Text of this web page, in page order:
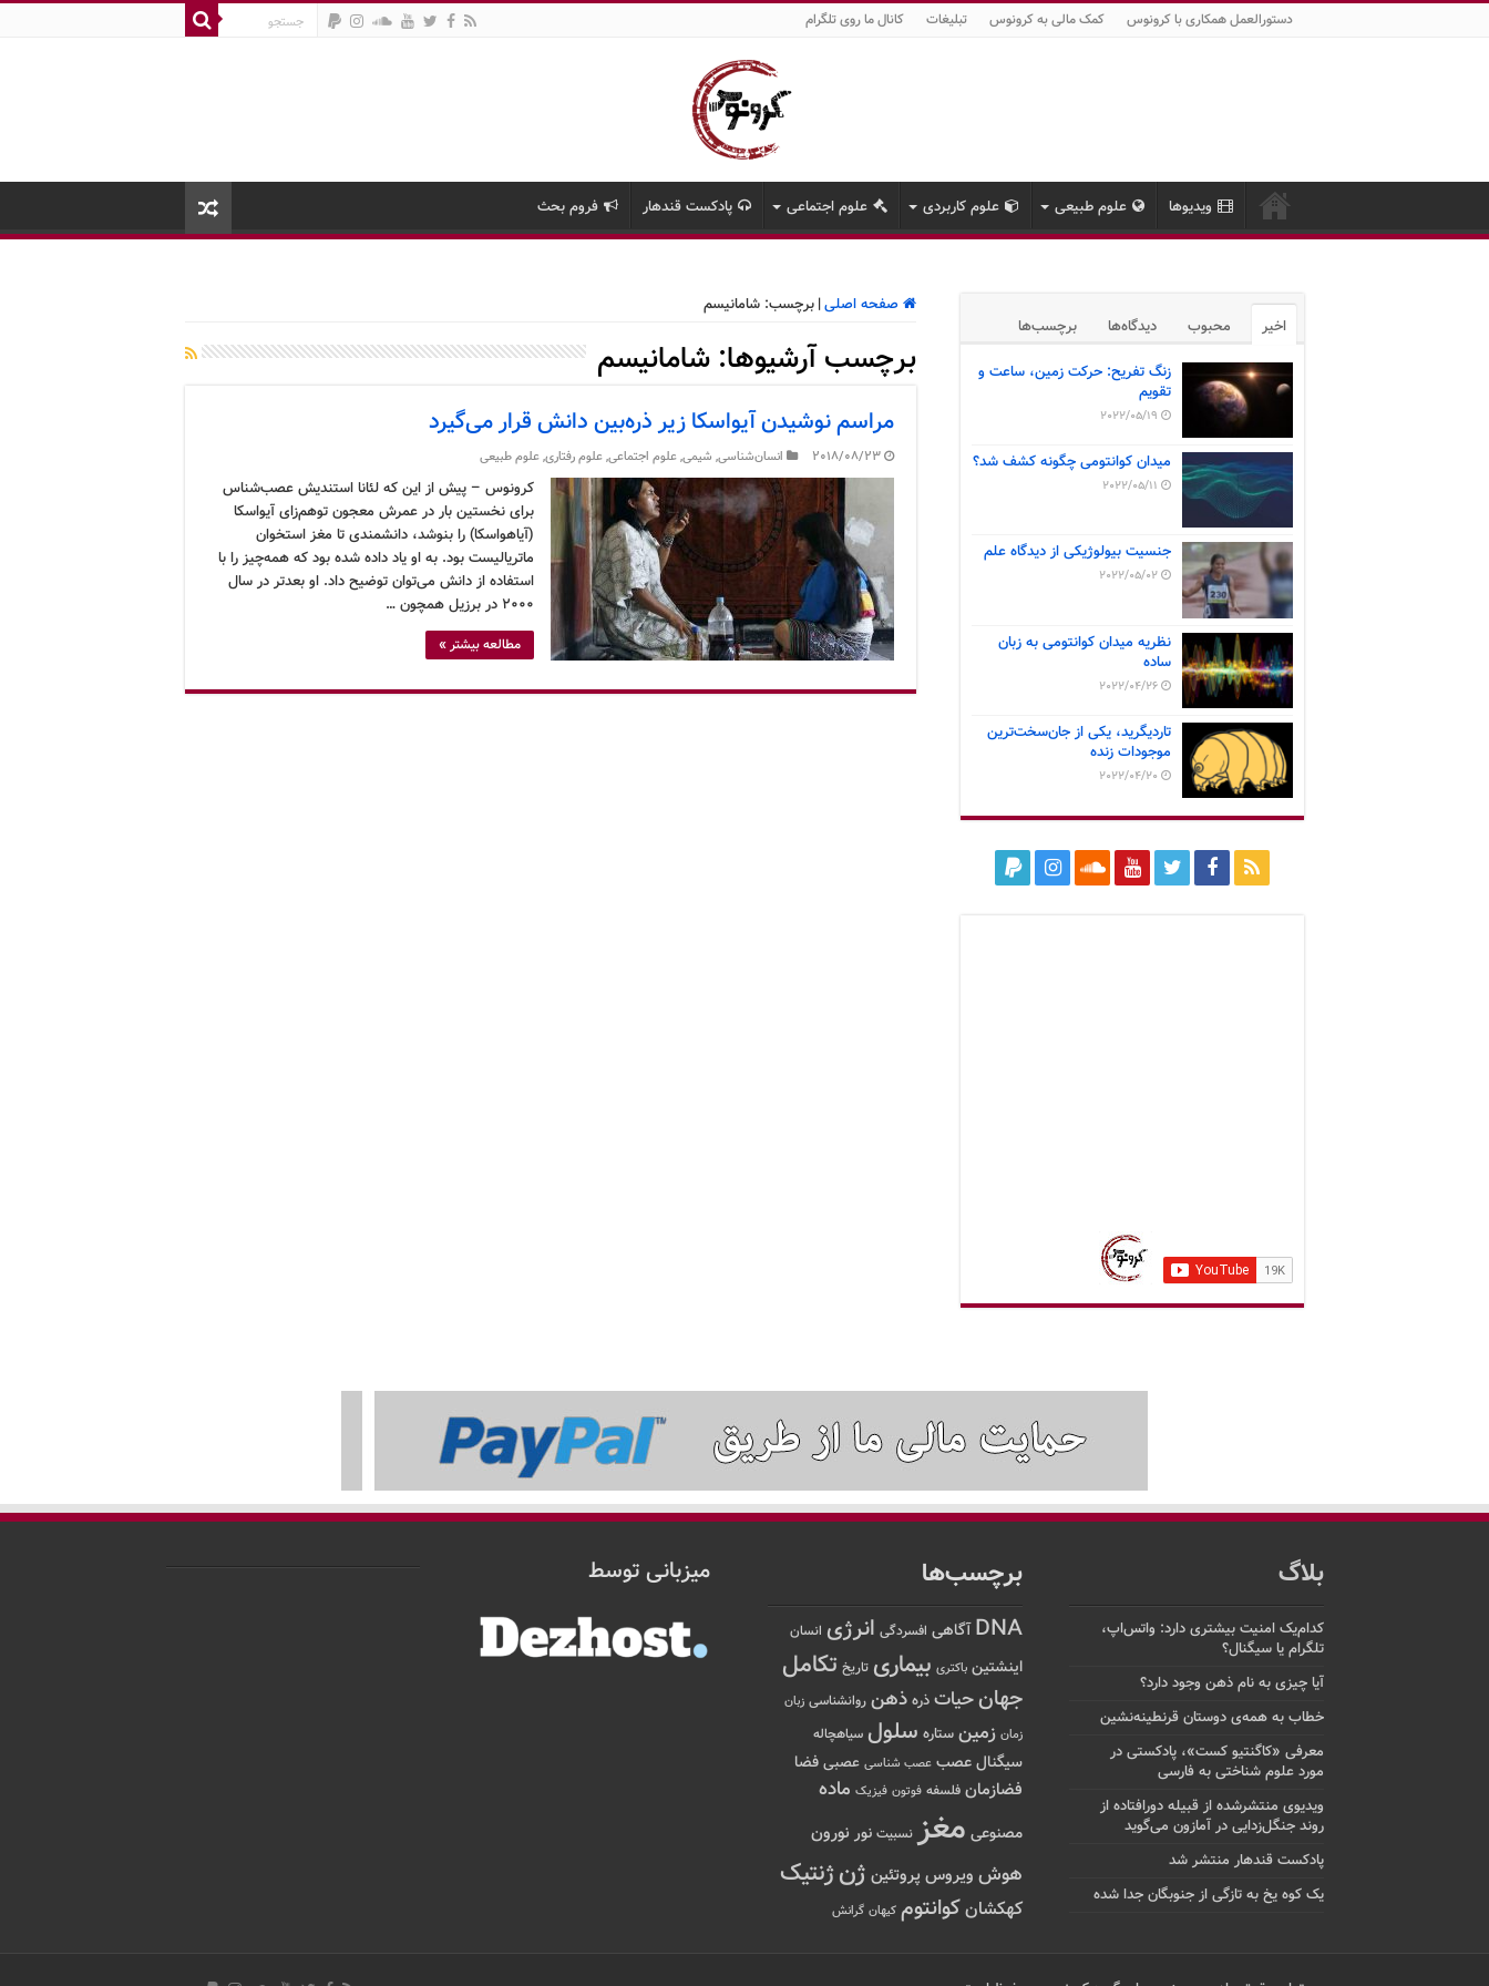
دستورالعمل همکاری با کرونوس کمک مالی به کرونوس تبلیغات کانال ما روی تلگرام
ویدیوها علوم طبیعی علوم کاربردی علوم اجتماعی پادکست قندهار فروم بحث
صفحه اصلی| برچسب: شامانیسم
برچسب آرشیوها: شامانیسم
مراسم نوشیدن آیواسکا زیر ذره‌بین دانش قرار می‌گیرد
2018/08/23 انسان‌شناسی, شیمی,علوم اجتماعی,علوم رفتاری,علوم طبیعی
کرونوس – پیش از این که لئانا استندیش عصب‌شناس
برای نخستین بار در عمرش معجون توهم‌زای آیواسکا
(آیاهواسکا) را بنوشد، دانشمندی تا مغز استخوان
ماتریالیست بود. به او یاد داده شده بود که همه‌چیز را با
استفاده از دانش می‌توان توضیح داد. او بعدتر در سال
۲۰۰۰ در برزیل همچون …
مطالعه بیشتر »
اخیر محبوب دیدگاه‌ها برچسب‌ها
زنگ تفریح: حرکت زمین، ساعت و
تقویم
2022/05/19
میدان کوانتومی چگونه کشف شد؟
2022/05/11
جنسیت بیولوژیکی از دیدگاه علم
2022/05/02
نظریه میدان کوانتومی به زبان
ساده
2022/04/26
تاردیگرید، یکی از جان‌سخت‌ترین
موجودات زنده
2022/04/20
بلاگ
کدام‌یک امنیت بیشتری دارد: واتس‌اپ،
تلگرام یا سیگنال؟
آیا چیزی به نام ذهن وجود دارد؟
خطاب به همه‌ی دوستان قرنطینه‌نشین
معرفی «کاگنتیو کست»، پادکستی در
مورد علوم شناختی به فارسی
ویدیوی منتشرشده از قبیله دورافتاده‌ از
روند جنگل‌زدایی در آمازون می‌گوید
پادکست قندهار منتشر شد
یک کوه یخ به تازگی از جنوبگان جدا شده
برچسب‌ها
DNA آگاهی افسردگی انرژی انسان
اینشتین باکتری بیماری تاریخ تکامل
جهانحیات ذره ذهن روانشناسی زبان
زمان زمین ستاره سلول سیاهچاله
سیگنالعصب عصب شناسی عصبی فضا
فضازمان فلسفه فوتون فیزیک ماده
مصنوعی مغز نسبیت نور نورون
هوش ویروس پروتئین ژنژنتیک
کهکشانکوانتوم کیهان گرانش
میزبانی توسط